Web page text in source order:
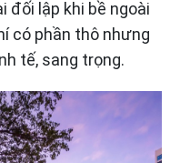
đối lập khi bề ngoài
có phần thô nhưng
tế, sang trọng.